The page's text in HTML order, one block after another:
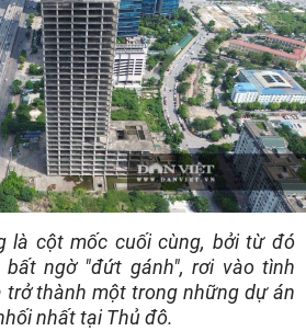
là cột mốc cuối cùng, bởi từ đó
bất ngờ "đứt gánh", rơi vào tình
trở thành một trong những dự án
nhất tại Thủ đô.